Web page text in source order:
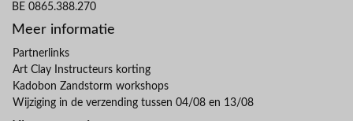
BE 0865.388.270
Meer informatie
Partnerlinks
Art Clay Instructeurs korting
Kadobon Zandstorm workshops
Wijziging in de verzending tussen 04/08 en 13/08